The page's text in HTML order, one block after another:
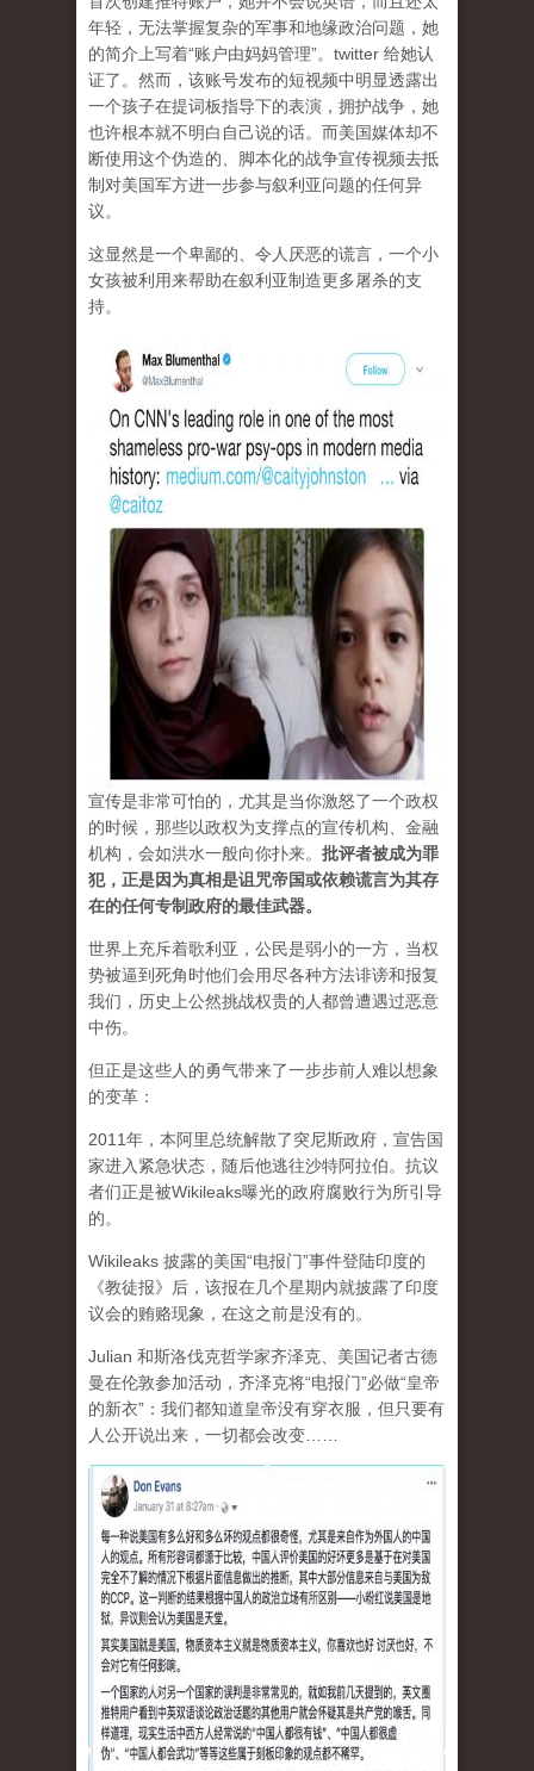
年轻，无法掌握复杂的军事和地缘政治问题，她
的简介上写着“账户由妈妈管理”。twitter 给她认
证了。然而，该账号发布的短视频中明显透露出
一个孩子在提词板指导下的表演，拥护战争，她
也许根本就不明白自己说的话。而美国媒体却不
断使用这个伪造的、脚本化的战争宣传视频去抵
制对美国军方进一步参与叙利亚问题的任何异
议。
这显然是一个卑鄙的、令人厌恶的谎言，一个小
女孩被利用来帮助在叙利亚制造更多屠杀的支
持。
宣传是非常可怕的，尤其是当你激怒了一个政权
的时候，那些以政权为支撑点的宣传机构、金融
机构，会如洪水一般向你扑来。 批评者被成为罪
犯，正是因为真相是诅咒帝国或依赖谎言为其存
在的任何专制政府的最佳武器。
世界上充斥着歌利亚，公民是弱小的一方，当权
势被逼到死角时他们会用尽各种方法诽谤和报复
我们，历史上公然挑战权贵的人都曾遭遇过恶意
中伤。
但正是这些人的勇气带来了一步步前人难以想象
的变革：
2011年，本阿里总统解散了突尼斯政府，宣告国
家进入紧急状态，随后他逃往沙特阿拉伯。抗议
者们正是被Wikileaks曝光的政府腐败行为所引导
的。
Wikileaks 披露的美国“电报门”事件登陆印度的
《教徒报》后，该报在几个星期内就披露了印度
议会的贿赂现象，在这之前是没有的。
Julian 和斯洛伐克哲学家齐泽克、美国记者古德
曼在伦敦参加活动，齐泽克将“电报门”必做“皇帝
的新衣”：我们都知道皇帝没有穿衣服，但只要有
人公开说出来，一切都会改变……